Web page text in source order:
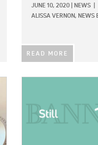
JUNE 10, 2020 NEWS
ALISSA VERNON, NEWS
READ MORE